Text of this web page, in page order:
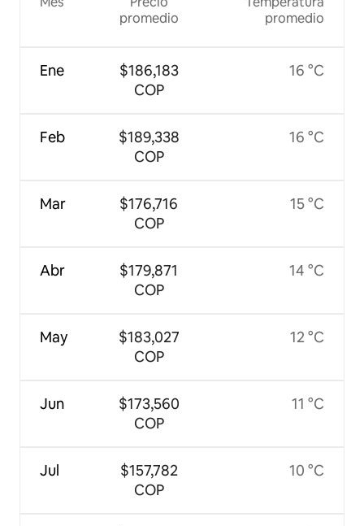
Ene
Feb
Mar
Abr
May
Jun
Jul
promedio
$186,183
COP
$189,338
COP
$176,716
COP
$179,871
COP
$183,027
COP
$173,560
COP
$157,782
COP
promedio
16 °C
16 °C
15 °C
14 °C
12 °C
11 °C
10 °C